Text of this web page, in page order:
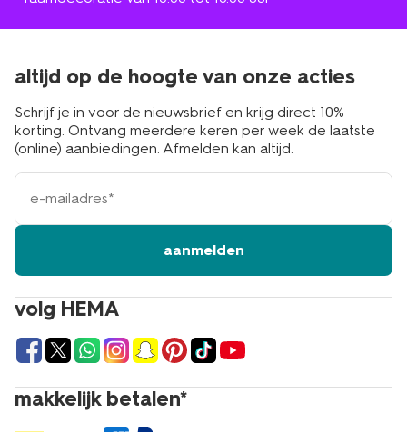
volg HEMA
makkelijk betalen*
altijd op de hoogte van onze acties
Schrijf je in voor de nieuwsbrief en krijg direct 10%
korting. Ontvang meerdere keren per week de laatste
(online) aanbiedingen. Afmelden kan altijd.
e-
mailadres
aanmelden